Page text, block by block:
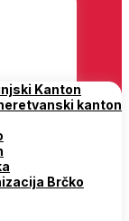
Kanton
kanton
Brčko